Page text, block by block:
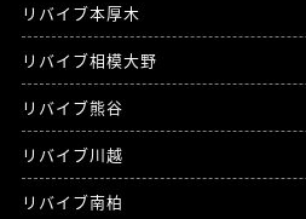
リバイブ本厚木
リバイブ相模大野
リバイブ熊谷
リバイブ川越
リバイブ南柏